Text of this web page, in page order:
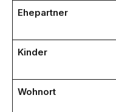
Ehepartner
Kinder
Wohnort